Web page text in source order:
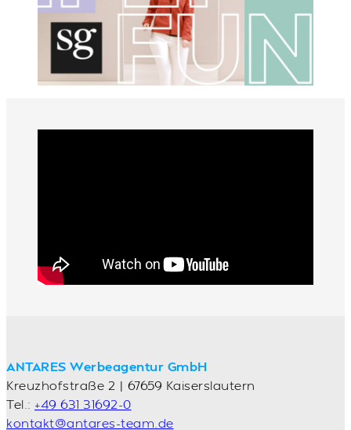
ANTARES Werbeagentur GmbH
Kreuzhofstraße 2 | 67659 Kaiserslautern
Tel.: +49 631 31692-0
kontakt@antares-team.de